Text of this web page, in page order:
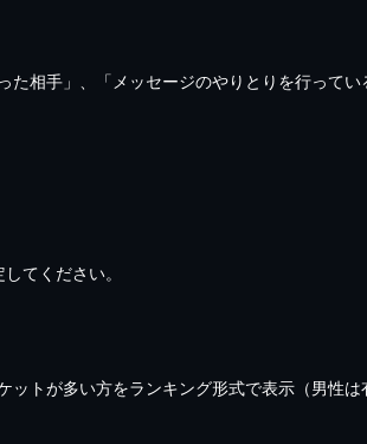
相手」、「メッセージのやりとりを行って
てください。
トが多い方をランキング形式で表示（男性は